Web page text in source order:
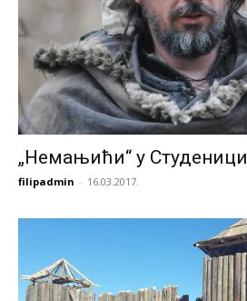
„Немањићи“ у Студеници
filipadmin - 16.03.2017.